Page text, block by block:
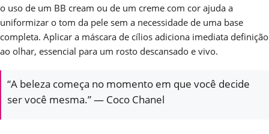
o uso de um BB cream ou de um creme com cor ajuda a
uniformizar o tom da pele sem a necessidade de uma base
completa. Aplicar a máscara de cílios adiciona imediata definição
ao olhar, essencial para um rosto descansado e vivo.
“A beleza começa no momento em que você decide
ser você mesma.” — Coco Chanel